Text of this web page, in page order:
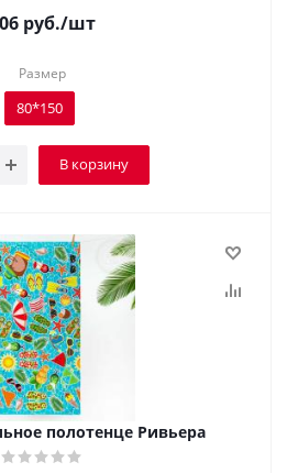
руб./шт
Размер
80*150
В корзину
полотенце Ривьера